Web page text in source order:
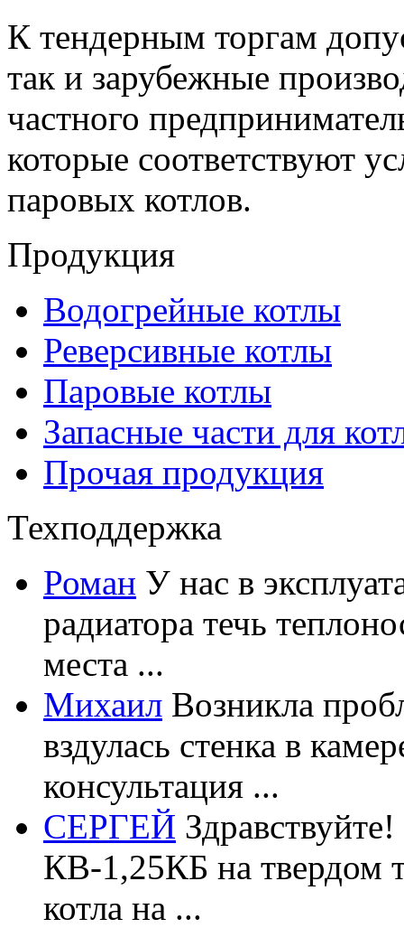
К тендерным торгам
так и зарубежные
частного
которые соответствуют
паровых котлов.
Продукция
Водогрейные котлы
Реверсивные котлы
Паровые котлы
Запасные части для
Прочая продукция
Техподдержка
Роман У нас в
радиатора течь
места ...
Михаил Возникла
вздулась стенка в
консультация ...
СЕРГЕЙ
КВ-1,25КБ на твердом
котла на ...